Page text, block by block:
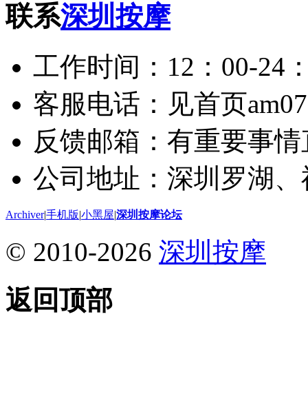
联系深圳按摩
工作时间：12：00-24
客服电话：见首页
反馈邮箱：有重要事
公司地址：深圳罗湖
Archiver|手机版|小黑屋|深圳按摩论坛
© 2010-2026 深圳按摩
返回顶部